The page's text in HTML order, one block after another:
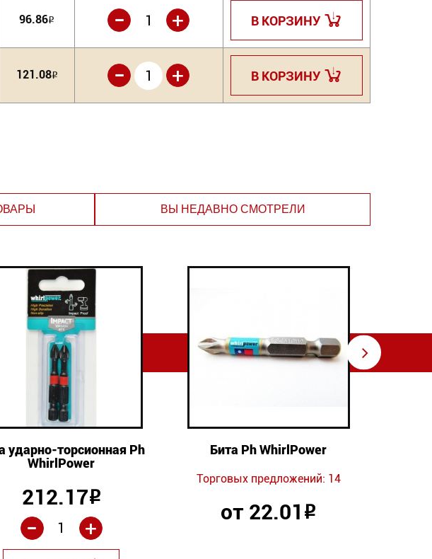
96.86Р +
- В КОРЗИНУ
121.08Р +
- В КОРЗИНУ
ударно-торсионная Ph
WhirlPower
212.17Р
+
-
Бита Ph WhirlPower
Торговых предложений: 14
от 22.01 Р
⇨
ВЫ НЕДАВНО СМОТРЕЛИ